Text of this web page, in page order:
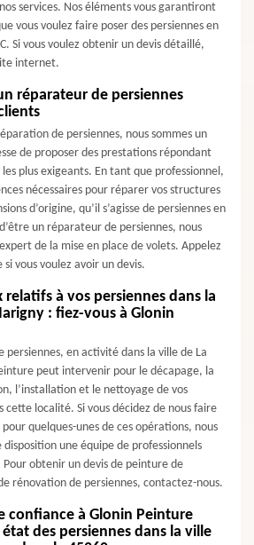
services. Nos éléments vous garantiront
vous voulez faire poser des persiennes en
Si vous voulez obtenir un devis détaillé,
internet.
réparateur de persiennes
de persiennes, nous sommes un
de proposer des prestations répondant
plus exigeants. En tant que professionnel,
nécessaires pour réparer vos structures
d’origine, qu’il s’agisse de persiennes en
un réparateur de persiennes, nous
de la mise en place de volets. Appelez
vous voulez avoir un devis.
à vos persiennes dans la
: fiez-vous à Glonin
persiennes, en activité dans la ville de La
peut intervenir pour le décapage, la
l’installation et le nettoyage de vos
cette localité. Si vous décidez de nous faire
quelques-unes de ces opérations, nous
une équipe de professionnels
obtenir un devis de peinture de
rénovation de persiennes, contactez-nous.
confiance à Glonin Peinture
des persiennes dans la ville